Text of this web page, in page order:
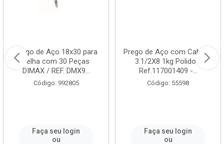
Prego de Aço 18x30 para
Telha com 30 Peças
DIMAX / REF. DMX9...
Código: 992805
Faça seu login
ou
Prego de Aço com Cabeça
3.1/2X8 1kg Polido -
Ref.117001409 -...
Código: 55598
Faça seu login
ou